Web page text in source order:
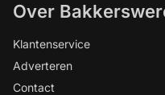
Over
Klantenservice
Adverteren
Contact